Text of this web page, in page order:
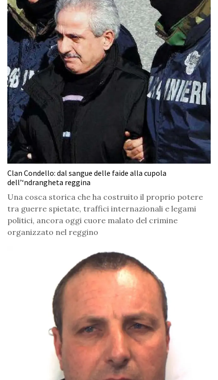
Clan Condello: dal sangue delle faide alla cupola
dell’‘ndrangheta reggina
Una cosca storica che ha costruito il proprio potere
tra guerre spietate, traffici internazionali e legami
politici, ancora oggi cuore malato del crimine
organizzato nel reggino